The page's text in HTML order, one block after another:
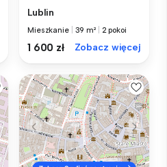
Lublin
Mieszkanie 39 m² 2 pokoi
1 600 zł Zobacz więcej